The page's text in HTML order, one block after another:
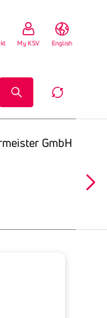
My KSV English
Search
GmbH